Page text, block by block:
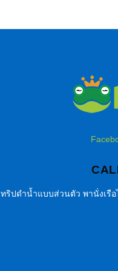
ทริปดำน้ำแบบส่วนตัว พานั่งเรื